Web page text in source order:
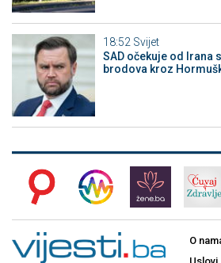
18:52 Svijet
SAD očekuje od Irana
brodova kroz
O